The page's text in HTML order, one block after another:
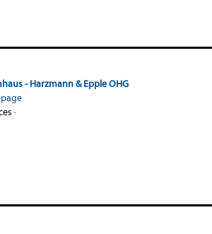
- Harzmann & Epple OHG
·